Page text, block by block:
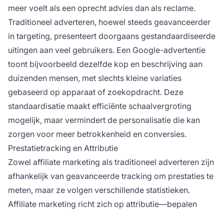
meer voelt als een oprecht advies dan als reclame.
Traditioneel adverteren, hoewel steeds geavanceerder
in targeting, presenteert doorgaans gestandaardiseerde
uitingen aan veel gebruikers. Een Google-advertentie
toont bijvoorbeeld dezelfde kop en beschrijving aan
duizenden mensen, met slechts kleine variaties
gebaseerd op apparaat of zoekopdracht. Deze
standaardisatie maakt efficiënte schaalvergroting
mogelijk, maar vermindert de personalisatie die kan
zorgen voor meer betrokkenheid en conversies.
Prestatietracking en Attributie
Zowel affiliate marketing als traditioneel adverteren zijn
afhankelijk van geavanceerde tracking om prestaties te
meten, maar ze volgen verschillende statistieken.
Affiliate marketing richt zich op attributie—bepalen